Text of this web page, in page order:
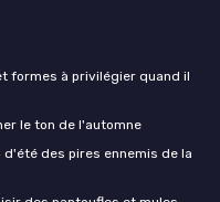
formes à privilégier quand il
le ton de l'automne
des pires ennemis de la